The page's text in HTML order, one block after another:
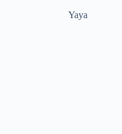
Yaya